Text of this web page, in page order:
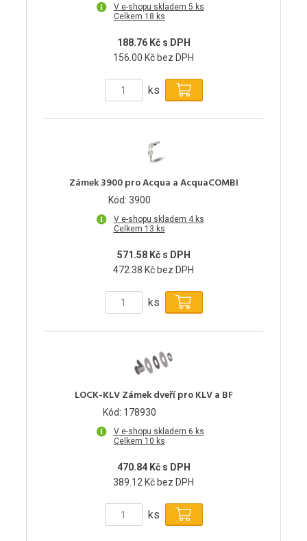
V e-shopu skladem 5 ks
Celkem 18 ks
188.76 Kč s DPH
156.00 Kč bez DPH
ks
Zámek 3900 pro Acqua a AcquaCOMBI
Kód: 3900
V e-shopu skladem 4 ks
Celkem 13 ks
571.58 Kč s DPH
472.38 Kč bez DPH
ks
LOCK-KLV Zámek dveří pro KLV a BF
Kód: 178930
V e-shopu skladem 6 ks
Celkem 10 ks
470.84 Kč s DPH
389.12 Kč bez DPH
ks